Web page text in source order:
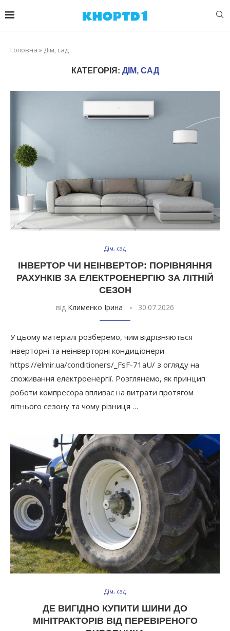
Головна » Дім, сад
КАТЕГОРІЯ: ДІМ, САД
Дім, сад
ІНВЕРТОР ЧИ НЕІНВЕРТОР: ПОРІВНЯННЯ
РАХУНКІВ ЗА ЕЛЕКТРОЕНЕРГІЮ ЗА ЛІТНІЙ
СЕЗОН
від Клименко Ірина 30.07.2026
У цьому матеріалі розберемо, чим відрізняються
інверторні та неінверторні кондиціонери
https://elmir.ua/conditioners/_FsF-71aU/ з огляду на
споживання електроенергії. Розглянемо, як принцип
роботи компресора впливає на витрати протягом
літнього сезону та чому різниця …
Дім, сад
ДЕ ВИГІДНО КУПИТИ ШИНИ ДО
МІНІТРАКТОРІВ ВІД ПЕРЕВІРЕНОГО